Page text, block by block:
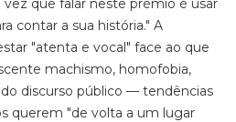
que falar neste prémio é usar
contar a sua história." A
"atenta e vocal" face ao que
machismo, homofobia,
discurso público — tendências
querem "de volta a um lugar